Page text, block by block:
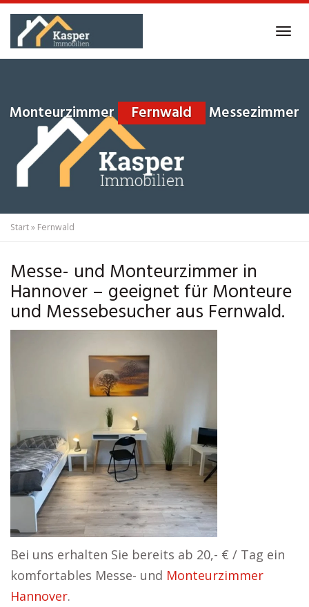
Skip
main
Monteurzimmer Fernwald Messezimmer
Start» Fernwald
Messe- und Monteurzimmer in
Hannover – geeignet für Monteure
und Messebesucher aus Fernwald.
Bei uns erhalten Sie bereits ab 20,- € / Tag ein
komfortables Messe- und Monteurzimmer
Hannover.